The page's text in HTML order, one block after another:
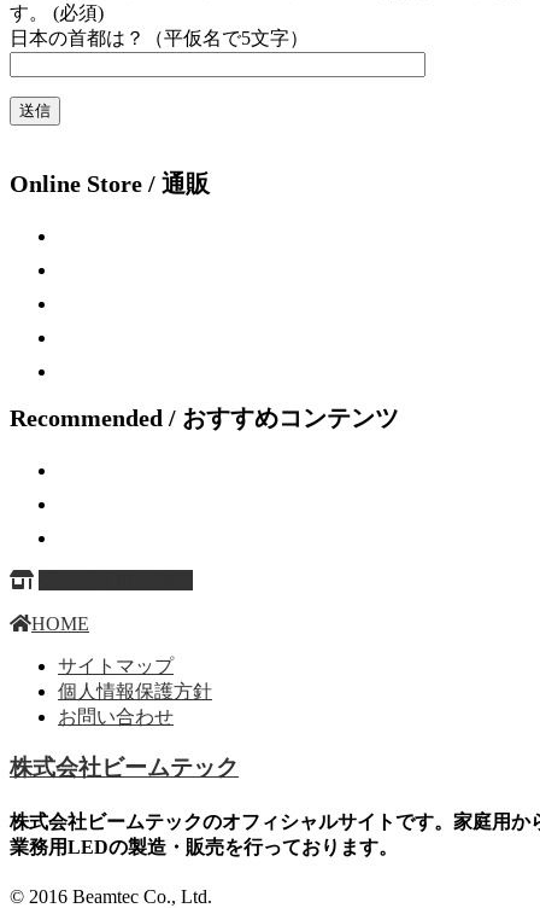
す。 (必須)
日本の首都は？（平仮名で5文字）
Online Store / 通販
Recommended / おすすめコンテンツ
HOME
サイトマップ
個人情報保護方針
お問い合わせ
株式会社ビームテック
株式会社ビームテックのオフィシャルサイトです。家庭用か
業務用LEDの製造・販売を行っております。
© 2016 Beamtec Co., Ltd.